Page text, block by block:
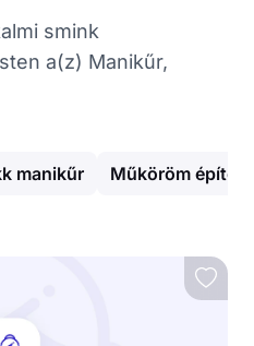
smink
a(z) Manikűr,
manikűr Műköröm építés